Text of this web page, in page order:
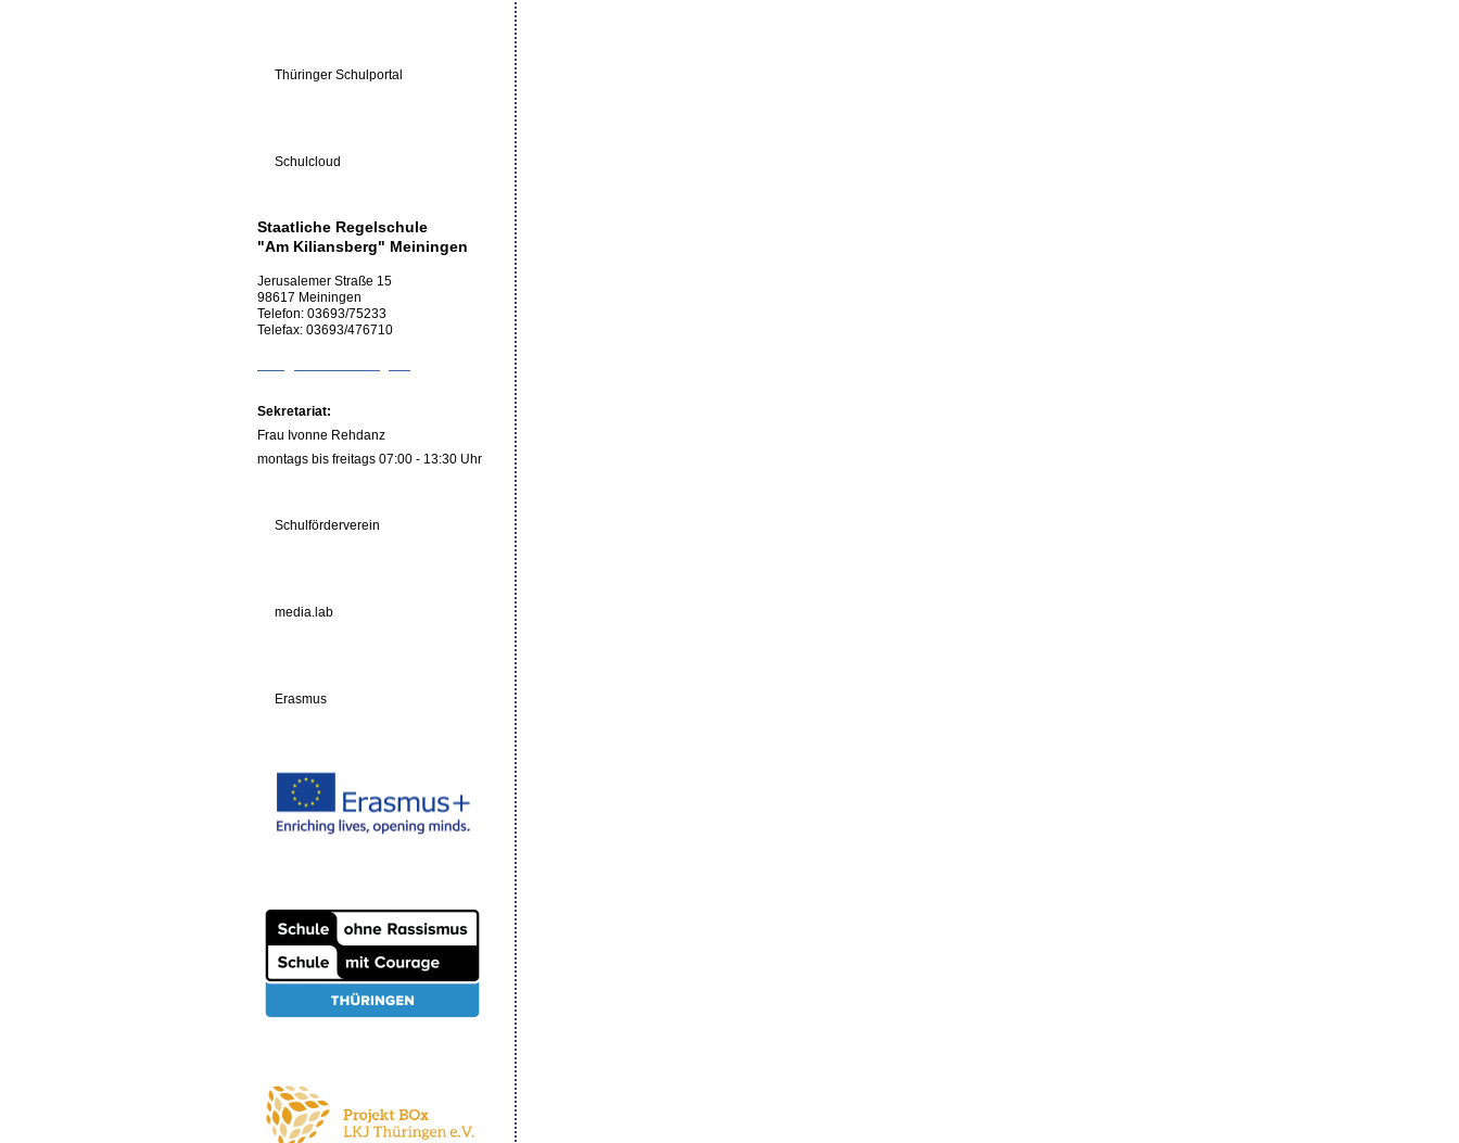
Thüringer Schulportal
Schulcloud
Staatliche Regelschule
"Am Kiliansberg" Meiningen
Jerusalemer Straße 15
98617 Meiningen
Telefon: 03693/75233
Telefax: 03693/476710
Sekretariat:
Frau Ivonne Rehdanz
montags bis freitags 07:00 - 13:30 Uhr
Schulförderverein
media.lab
Erasmus